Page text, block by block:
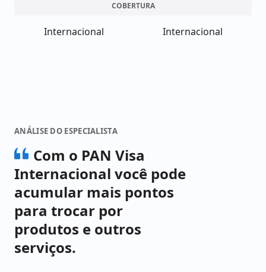
COBERTURA
Internacional Internacional
ANÁLISE DO ESPECIALISTA
Com o PAN Visa
Internacional você pode
acumular mais pontos
para trocar por
produtos e outros
serviços.